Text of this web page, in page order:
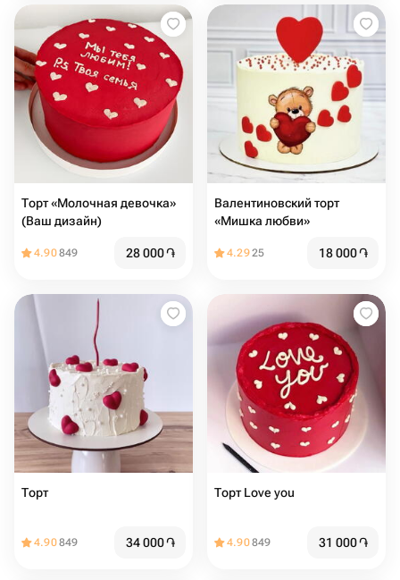
Торт «Молочная девочка»
(Ваш дизайн)
4.90849 28 000֏
Валентиновский торт
«Мишка любви»
4.2925 18 000֏
Торт ️️️️
4.90849 34 000֏
Торт Love you
4.90849 31 000֏